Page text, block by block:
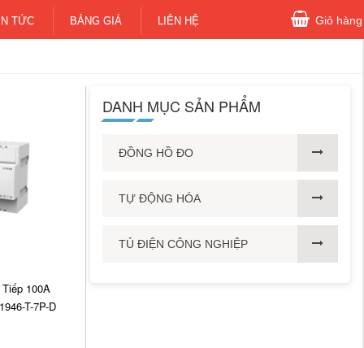
TỨC BẢNG GIÁ LIÊN HỆ Giỏ hàng
100A
T-7P-D
DANH MỤC SẢN PHẨM
ĐỒNG HỒ ĐO
TỰ ĐỘNG HÓA
TỦ ĐIỆN CÔNG NGHIỆP